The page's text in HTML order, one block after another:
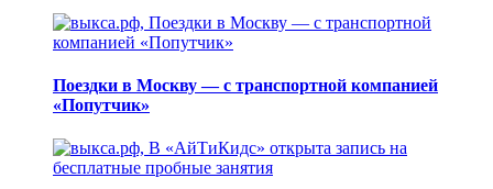
Поездки в Москву — с транспортной компанией
«Попутчик»